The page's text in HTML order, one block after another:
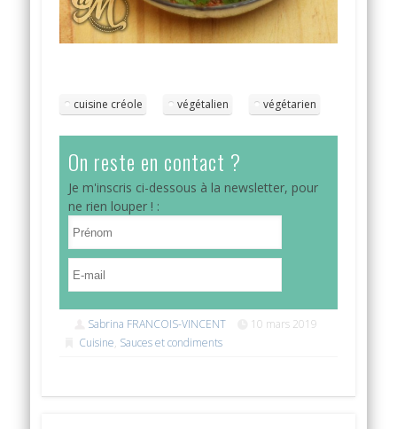
cuisine créole végétalien végétarien
On reste en contact ?
Je m'inscris ci-dessous à la newsletter, pour
ne rien louper ! :
Sabrina FRANCOIS-VINCENT
10 mars 2019
Cuisine, Sauces et condiments